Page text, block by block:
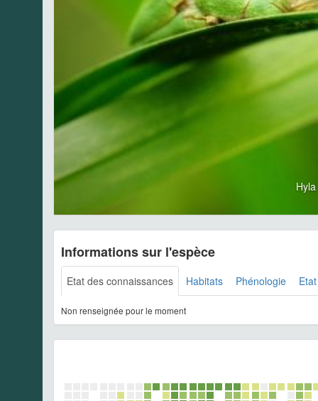
Informations sur l'espèce
Etat des connaissances Habitats Phénologie
Non renseignée pour le moment